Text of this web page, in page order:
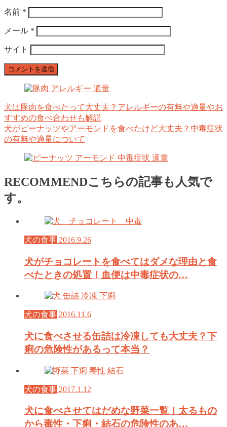
名前 *
メール *
サイト
犬は豚肉を食べたって大丈夫？アレルギーの有無や適量やお
すすめの食べ合わせも解説
犬がピーナッツやアーモンドを食べたけど大丈夫？中毒症状
の有無や適量について
RECOMMENDこちらの記事も人気で
す。
犬の食事 2016.9.26
犬がチョコレートを食べてはダメな理由と食
べたときの処置！血便は中毒症状の…
犬の食事 2016.11.6
犬に食べさせる缶詰は冷凍しても大丈夫？下
痢の危険性があるって本当？
犬の食事 2017.1.12
犬に食べさせてはだめな野菜一覧！太るもの
から毒性・下痢・結石の危険性のあ…